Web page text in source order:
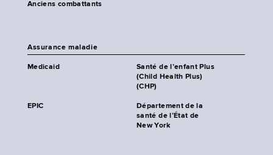
Anciens combattants
Assurance maladie
Medicaid
Santé de l’enfant Plus
(Child Health Plus)
(CHP)
EPIC
Département de la
santé de l’État de
New York